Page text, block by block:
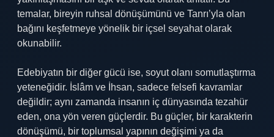
temalar, bireyin ruhsal dönüşümünü ve Tanrı’yla olan
bağını keşfetmeye yönelik bir içsel seyahat olarak
okunabilir.
Edebiyatın bir diğer gücü ise, soyut olanı somutlaştırma
yeteneğidir. İslâm ve İhsan, sadece felsefi kavramlar
değildir; aynı zamanda insanın iç dünyasında tezahür
eden, ona yön veren güçlerdir. Bu güçler, bir karakterin
dönüşümü, bir toplumsal yapının değişimi ya da